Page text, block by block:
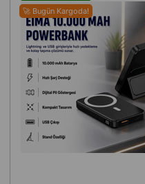
🚀 Bugün Kargoda!